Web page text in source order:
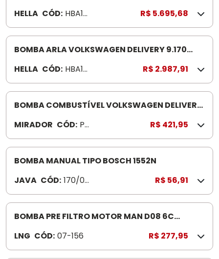
HELLA CÓD: HBA15
78
R$ 5.695,68
BOMBA ARLA VOLKSWAGEN DELIVERY 9.170
HELLA CÓD: HBA111
3
R$ 2.987,91
BOMBA COMBUSTÍVEL VOLKSWAGEN DELIVERY
MIRADOR CÓD: PE
0
7
7
R$ 421,95
BOMBA MANUAL TIPO BOSCH 1552N
JAVA CÓD: 170/01
9
R$ 56,91
BOMBA PRE FILTRO MOTOR MAN D08 6C
LNG CÓD: 07-156 R$ 277,95